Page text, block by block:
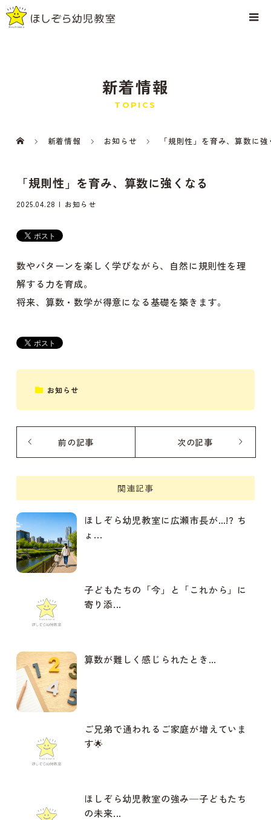
新着情報
TOPICS
新着情報 お知らせ 「規則性」を育み、算数に
「規則性」を育み、算数に強くなる
2025.04.28 お知らせ
数やパターンを楽しく学びながら、自然に規則性を理
解する力を育成。
将来、算数・数学が得意になる基礎を築きます。
お知らせ
前の記事 次の記事
関連記事
ほしぞら幼児教室に広瀬市長が…!? ち
ょ...
子どもたちの「今」と「これから」に
寄り添...
算数が難しく感じられたとき…
ご兄弟で通われるご家庭が増えていま
す🌟
ほしぞら幼児教室の強み─子どもたち
の未来...